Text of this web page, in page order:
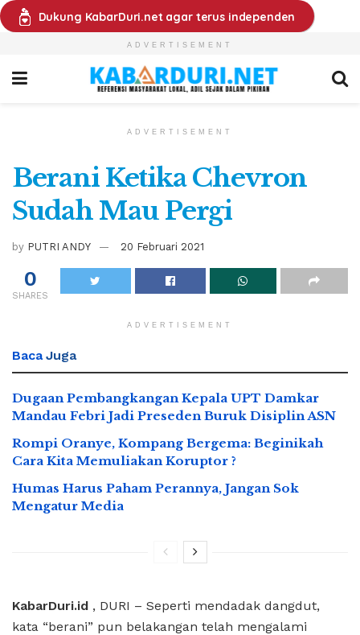
Dukung KabarDuri.net agar terus independen
ADVERTISEMENT
ADVERTISEMENT
Berani Ketika Chevron
Sudah Mau Pergi
by PUTRI ANDY 20 Februari 2021
0
SHARES
ADVERTISEMENT
Baca Juga
Dugaan Pembangkangan Kepala UPT Damkar
Mandau Febri Jadi Preseden Buruk Disiplin ASN
Rompi Oranye, Kompang Bergema: Beginikah
Cara Kita Memuliakan Koruptor ?
Humas Harus Paham Perannya, Jangan Sok
Mengatur Media
KabarDuri.id , DURI – Seperti mendadak dangdut,
kata “berani” pun belakangan telah mengalami